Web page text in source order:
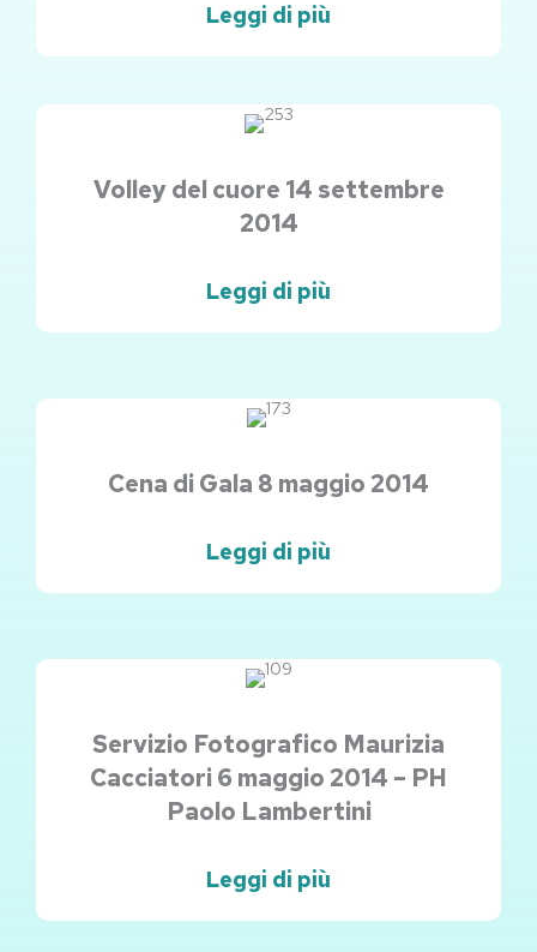
Leggi di più
Volley del cuore 14 settembre
2014
Leggi di più
Cena di Gala 8 maggio 2014
Leggi di più
Servizio Fotografico Maurizia
Cacciatori 6 maggio 2014 – PH
Paolo Lambertini
Leggi di più
PaginaPaginaPaginaPagina